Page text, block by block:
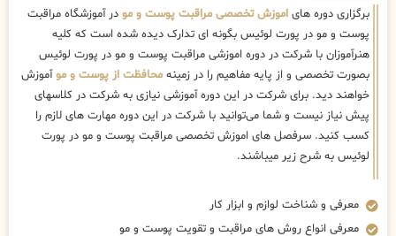
برگزاری دوره های اموزش تخصصی مراقبت پوست و مو در آموزشگاه مراقبت
پوست و مو در پورت لوئیس بگونه ای تدارک دیده شده است که کلیه
هنرآموزان با شرکت در دوره اموزشی مراقبت پوست و مو در پورت لوئیس
بصورت تخصصی و از پایه مفاهیم را در زمینه محافظت از پوست و موآموزش
خواهند دید. برای شرکت در این دوره آموزشی نیازی به شرکت در کلاسهای
پیش نیاز نیست و شما می‌توانید با شرکت در این دوره مهارت های لازم را
کسب کنید. سرفصل های اموزش تخصصی مراقبت پوست و مو در پورت
لوئیس به شرح زیر میباشند.
معرفی و شناخت لوازم و ابزار کار
معرفی انواع روش های مراقبت و تقویت پوست و مو